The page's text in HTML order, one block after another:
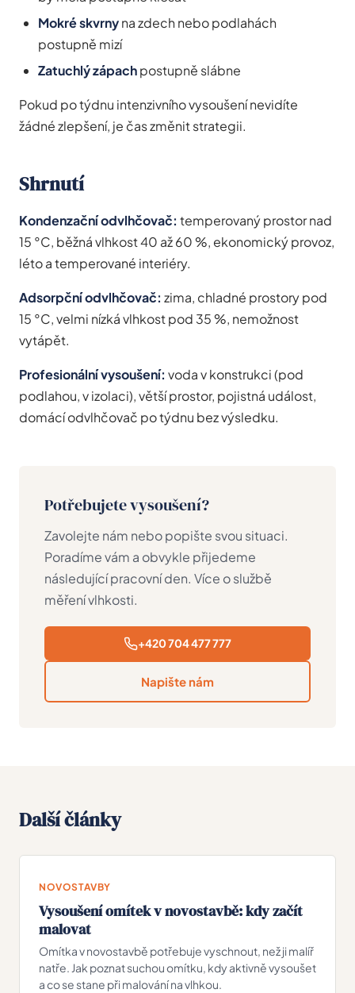
Mokré skvrnyna zdech nebo podlahách
postupně mizí
Zatuchlý zápachpostupně slábne
Pokud po týdnu intenzivního vysoušení nevidíte
žádné zlepšení, je čas změnit strategii.
Shrnutí
Kondenzační odvlhčovač: temperovaný prostor nad
15 °C, běžná vlhkost 40 až 60 %, ekonomický provoz,
léto a temperované interiéry.
Adsorpční odvlhčovač: zima, chladné prostory pod
15 °C, velmi nízká vlhkost pod 35 %, nemožnost
vytápět.
Profesionální vysoušení: voda v konstrukci (pod
podlahou, v izolaci), větší prostor, pojistná událost,
domácí odvlhčovač po týdnu bez výsledku.
Potřebujete vysoušení?
Zavolejte nám nebo popište svou situaci.
Poradíme vám a obvykle přijedeme
následující pracovní den. Více o službě
měření vlhkosti.
+420 704 477 777
Napište nám
Další články
NOVOSTAVBY
Vysoušení omítek v novostavbě: kdy začít
malovat
Omítka v novostavbě potřebuje vyschnout, než ji malíř
natře. Jak poznat suchou omítku, kdy aktivně vysoušet
a co se stane při malování na vlhkou.